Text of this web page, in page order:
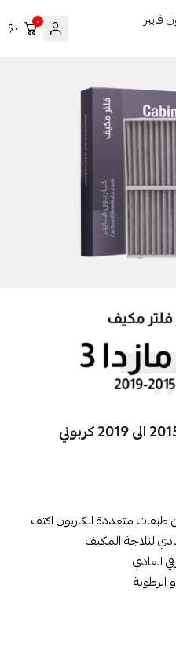
٠ ٠ $
متعددة الكاربون اكتف
لثلاجة المكيف
العادي
الرطوبة